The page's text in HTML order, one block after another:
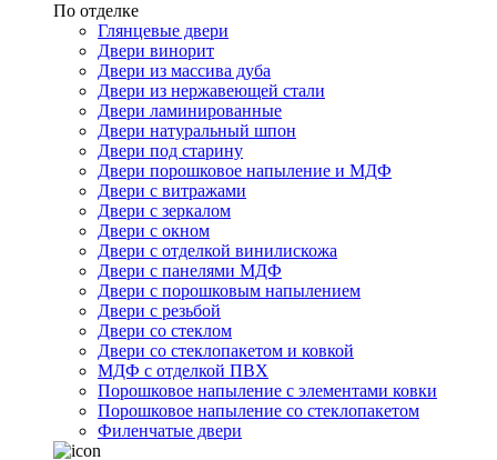
По отделке
Глянцевые двери
Двери винорит
Двери из массива дуба
Двери из нержавеющей стали
Двери ламинированные
Двери натуральный шпон
Двери под старину
Двери порошковое напыление и МДФ
Двери с витражами
Двери с зеркалом
Двери с окном
Двери с отделкой винилискожа
Двери с панелями МДФ
Двери с порошковым напылением
Двери с резьбой
Двери со стеклом
Двери со стеклопакетом и ковкой
МДФ с отделкой ПВХ
Порошковое напыление с элементами ковки
Порошковое напыление со стеклопакетом
Филенчатые двери